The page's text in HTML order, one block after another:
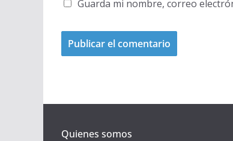
Guarda mi nombre, correo
Quienes somos